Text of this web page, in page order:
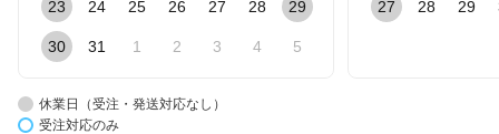
23 24 25 26 27 28 29
30 31 1 2 3 4 5
27 28 29
休業日（受注・発送対応なし）
受注対応のみ